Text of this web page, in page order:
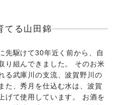
てる山田錦
先駆けて30年近く前から、自
り組んできました。 そのお米
る武庫川の支流、波賀野川の
た、秀月を仕込む水は、波賀
げて使用しています。 お酒を